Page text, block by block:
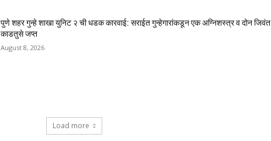
पुणे शहर गुन्हे शाखा युनिट २ ची धडक कारवाई: सराईत गुन्हेगारांकडून एक अग्निशस्त्र व दोन जिवंत
काडतुसे जप्त
August 8, 2026
Load more